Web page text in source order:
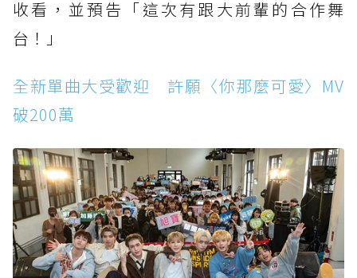
收看，並預告「這次有跟大前輩的合作舞
台！」
全新單曲大受歡迎 許願〈你那麼可愛〉MV
破200萬